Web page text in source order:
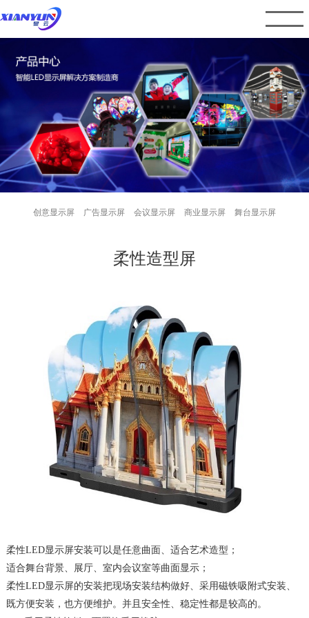
创意显示屏 广告显示屏 会议显示屏 商业显示屏 舞台显示屏
柔性造型屏
柔性LED显示屏安装可以是任意曲面、适合艺术造型；
适合舞台背景、展厅、室内会议室等曲面显示；
柔性LED显示屏的安装把现场安装结构做好、采用磁铁吸附式安装、
既方便安装，也方便维护。并且安全性、稳定性都是较高的。